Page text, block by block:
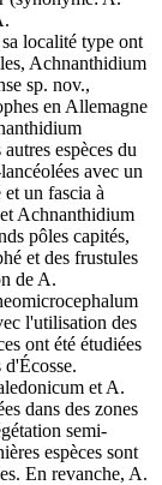
localité type ont
Achnanthidium
sp. nov.,
en Allemagne
espèces du
avec un
un fascia à
Achnanthidium
pôles capités,
et des frustules
de A.
l'utilisation des
ont été étudiées
et A.
dans des zones
semi-
espèces sont
En revanche, A.